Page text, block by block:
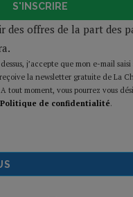
S'INSCRIRE
des offres de la part des
j’accepte que mon e-mail saisi
la newsletter gratuite de La
tout moment, vous pourrez vous
Politique de confidentialité.